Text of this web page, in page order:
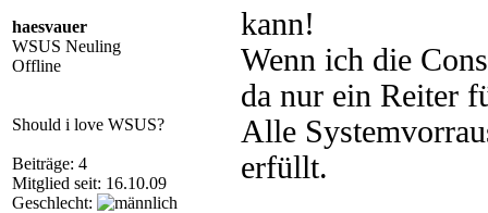
haesvauer
WSUS Neuling
Offline
Should i love WSUS?
Beiträge: 4
Mitglied seit: 16.10.09
Geschlecht:
kann!
Wenn ich die
da nur ein Reiter
Alle
erfüllt.